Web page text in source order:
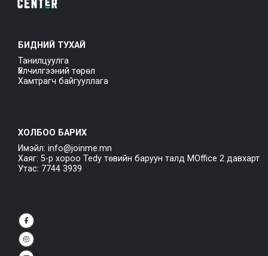
БИДНИЙ ТУХАЙ
Танилцуулга
Үйлчилгээний төрөл
Хамтрагч байгууллага
ХОЛБОО БАРИХ
Имэйл: info@joinme.mn
Хаяг: 5-р хороо Tedy төвийн баруун талд MOffice 2 давхарт
Утас: 7744 3939